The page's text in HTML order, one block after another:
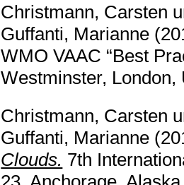
Christmann, Carsten
Guffanti, Marianne
WMO VAAC “Best
Westminster,
Christmann, Carsten
Guffanti, Marianne
Clouds. 7th